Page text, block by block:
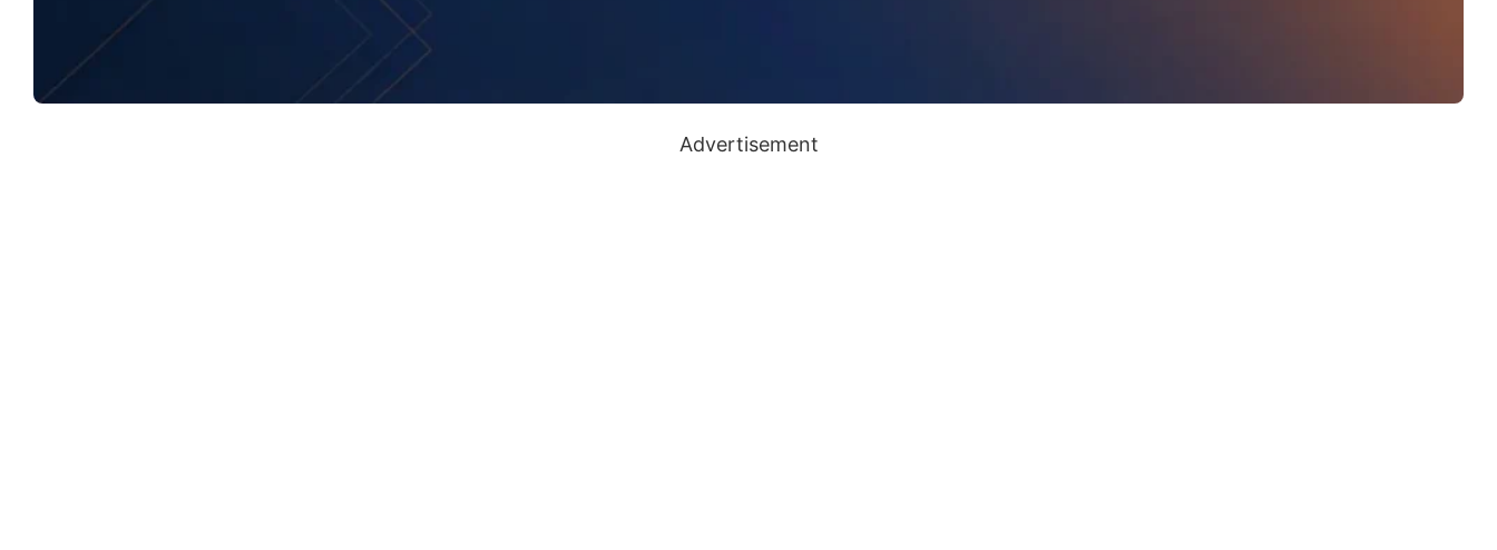
Advertisement